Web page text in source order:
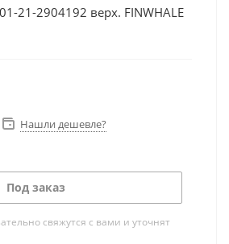
21-2904192 верх. FINWHALE
Нашли дешевле?
Под заказ
свяжутся с вами и уточнят